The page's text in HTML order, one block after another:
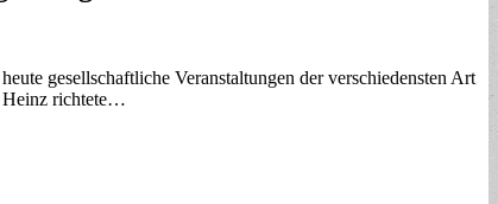
gesellschaftliche Veranstaltungen der verschiedensten Art
Heinz richtete…